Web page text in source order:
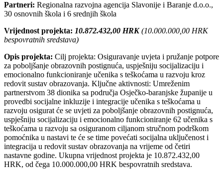
Partneri: Regionalna razvojna agencija Slavonije i Baranje d.o.o.,
30 osnovnih škola i 6 srednjih škola
Vrijednost projekta: 10.872.432,00 HRK(10.000.000,00 HRK
bespovratnih sredstava)
Opis projekta: Cilj projekta: Osiguravanje uvjeta i pružanje potpore
za poboljšanje obrazovnih postignuća, uspješniju socijalizaciju i
emocionalno funkcioniranje učenika s teškoćama u razvoju kroz
redovit sustav obrazovanja. Ključne aktivnosti: Umreženim
partnerstvom 38 dionika sa područja Osječko-baranjske županije u
provedbi socijalne inkluzije i integracije učenika s teškoćama u
razvoju osigurat će se uvjeti za poboljšanje obrazovnih postignuća,
uspješniju socijalizaciju i emocionalno funkcioniranje 62 učenika s
teškoćama u razvoju sa osiguranom ciljanom stručnom podrškom
pomoćnika u nastavi te će se time povećati socijalna uključenost i
integracija u redovit sustav obrazovanja na vrijeme od četiri
nastavne godine. Ukupna vrijednost projekta je 10.872.432,00
HRK, od čega 10.000.000,00 HRK bespovratnih sredstava.